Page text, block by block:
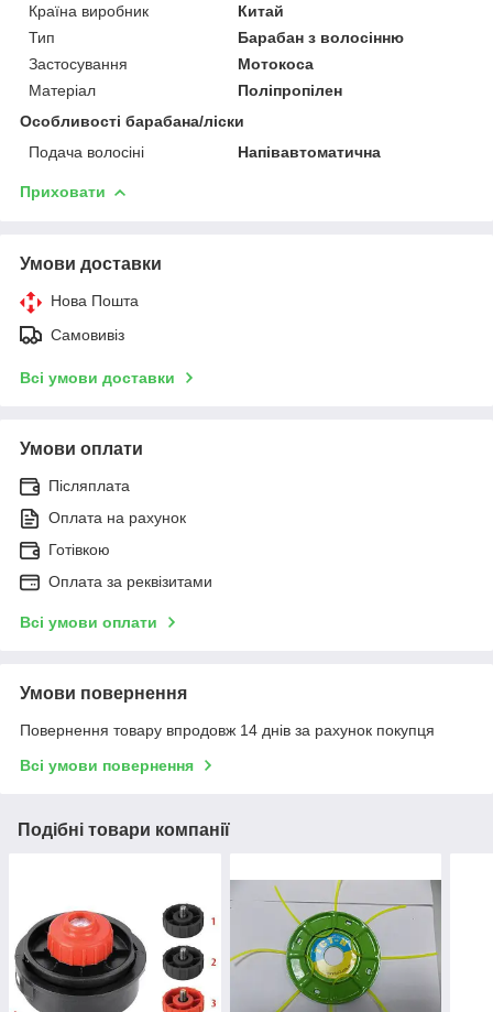
Країна виробник
Китай
Тип
Барабан з волосінню
Застосування
Мотокоса
Матеріал
Поліпропілен
Особливості барабана/ліски
Подача волосіні
Напівавтоматична
Приховати
Умови доставки
Нова Пошта
Самовивіз
Всі умови доставки
Умови оплати
Післяплата
Оплата на рахунок
Готівкою
Оплата за реквізитами
Всі умови оплати
Умови повернення
Повернення товару впродовж 14 днів за рахунок покупця
Всі умови повернення
Подібні товари компанії